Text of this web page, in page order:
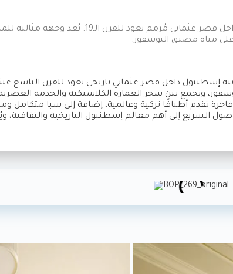
فندق فور سيزونز البوسفور هو أحد أكثر الفنادق فخامة في تركيا،
على مياه مضيق البوسفور.
إسطنبول داخل قصر عثماني تاريخي يعود للقرن التاسع
ويجمع بين سحر العمارة الكلاسيكية والخدمة
تقدم أطباقًا تركية وعالمية، إضافة إلى سبا
السريع إلى أهم معالم إسطنبول التاريخية والثقافية،